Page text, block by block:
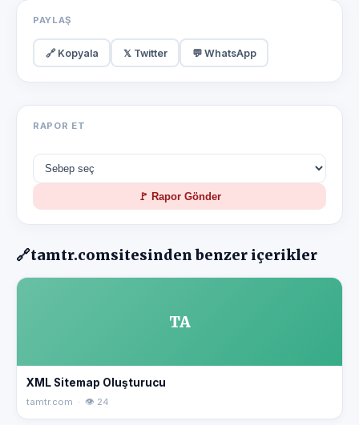
PAYLAŞ
🔗 Kopyala 𝕏 Twitter 💬 WhatsApp
RAPOR ET
🚩 Rapor Gönder
🔗tamtr.comsitesinden benzer içerikler
TA
XML Sitemap Oluşturucu
tamtr.com · 👁 24